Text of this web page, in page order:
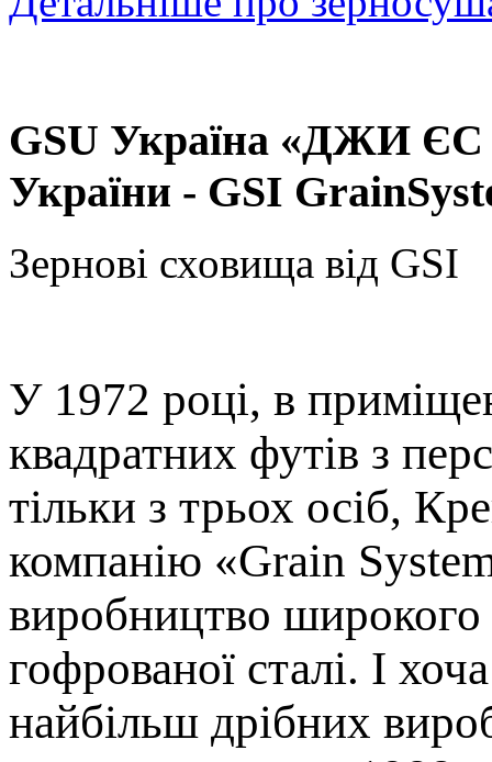
GSU Україна «ДЖИ ЄС
України - GSI
Зернові сховища від GSI
У 1972 році, в
квадратних футів з
тільки з трьох осіб,
компанію «Grain
виробництво широкого
гофрованої сталі. І
найбільш дрібних